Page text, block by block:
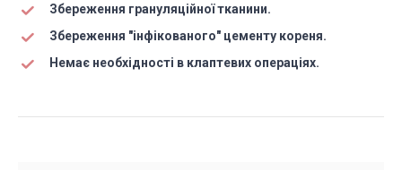
Збереження грануляційної тканини.
Збереження ″інфікованого″ цементу кореня.
Немає необхідності в клаптевих операціях.